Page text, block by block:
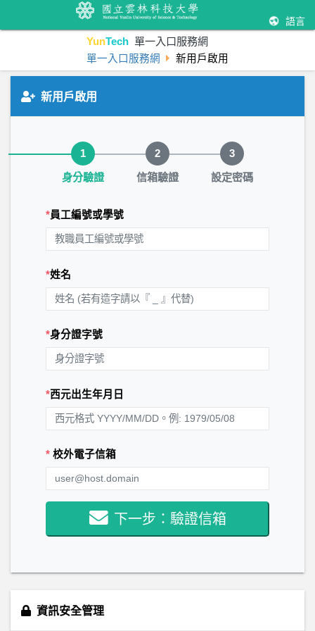
語言
YunTech 單一入口服務網
單一入口服務網 新用戶啟用
新用戶啟用
步驟 1 / 3：身分驗證
1
身分驗證
2
信箱驗證
3
設定密碼
*員工編號或學號
*姓名
*身分證字號
*西元出生年月日
* 校外電子信箱
下一步：驗證信箱
資訊安全管理